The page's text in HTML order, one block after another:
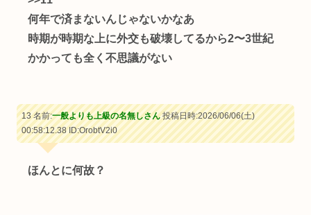
何年で済まないんじゃないかなあ
時期が時期な上に外交も破壊してるから2〜3世紀
かかっても全く不思議がない
13 名前:一般よりも上級の名無しさん投稿日時:2026/06/06(土)
00:58:12.38ID:OrobtV2i0
ほんとに何故？